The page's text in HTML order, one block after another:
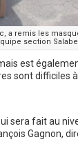
a remis les
section
est
sont
sera fait au
Gagnon,